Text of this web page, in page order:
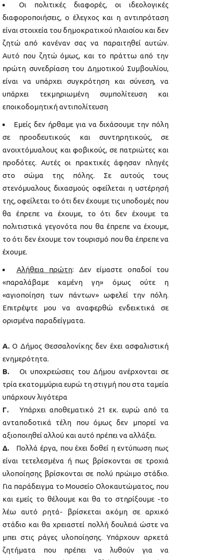
Οι πολιτικές διαφορές, οι ιδεολογικές
διαφοροποιήσεις, ο έλεγχος και η αντιπρόταση
είναι στοιχεία του δημοκρατικού πλαισίου και δεν
ζητώ από κανέναν σας να παραιτηθεί αυτών.
Αυτό που ζητώ όμως, και το πράττω από την
πρώτη συνεδρίαση του Δημοτικού Συμβουλίου,
είναι να υπάρχει συγκρότηση και σύνεση, να
υπάρχει τεκμηριωμένη συμπολίτευση και
εποικοδομητική αντιπολίτευση
Εμείς δεν ήρθαμε για να διχάσουμε την πόλη
σε προοδευτικούς και συντηρητικούς, σε
ανοιχτόμυαλους και φοβικούς, σε πατριώτες και
προδότες. Αυτές οι πρακτικές άφησαν πληγές
στο σώμα της πόλης. Σε αυτούς τους
στενόμυαλους διχασμούς οφείλεται η υστέρησή
της, οφείλεται το ότι δεν έχουμε τις υποδομές που
θα έπρεπε να έχουμε, το ότι δεν έχουμε τα
πολιτιστικά γεγονότα που θα έπρεπε να έχουμε,
το ότι δεν έχουμε τον τουρισμό που θα έπρεπε να
έχουμε.
Αλήθεια πρώτη: Δεν είμαστε οπαδοί του
«παραλάβαμε καμένη γη» όμως ούτε η
«αγιοποίηση των πάντων» ωφελεί την πόλη.
Επιτρέψτε μου να αναφερθώ ενδεικτικά σε
ορισμένα παραδείγματα.
Α. Ο Δήμος Θεσσαλονίκης δεν έχει ασφαλιστική
ενημερότητα.
Β. Οι υποχρεώσεις του Δήμου ανέρχονται σε
τρία εκατομμύρια ευρώ τη στιγμή που στα ταμεία
υπάρχουν λιγότερα
Γ. Υπάρχει αποθεματικό 21 εκ. ευρώ από τα
ανταποδοτικά τέλη που όμως δεν μπορεί να
αξιοποιηθεί αλλού και αυτό πρέπει να αλλάξει.
Δ. Πολλά έργα, που έχει δοθεί η εντύπωση πως
είναι τετελεσμένα ή πως βρίσκονται σε τροχιά
υλοποίησης βρίσκονται σε πολύ πρώιμο στάδιο.
Για παράδειγμα το Μουσείο Ολοκαυτώματος, που
και εμείς το θέλουμε και θα το στηρίξουμε -το
λέω αυτό ρητά- βρίσκεται ακόμη σε αρχικό
στάδιο και θα χρειαστεί πολλή δουλειά ώστε να
μπει στις ράγες υλοποίησης. Υπάρχουν αρκετά
ζητήματα που πρέπει να λυθούν για να